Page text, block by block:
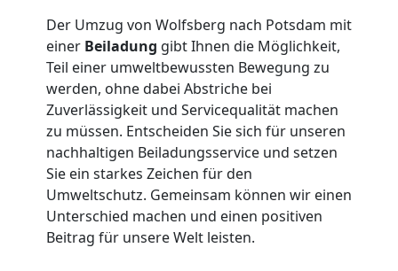
Der Umzug von Wolfsberg nach Potsdam mit
einer Beiladung gibt Ihnen die Möglichkeit,
Teil einer umweltbewussten Bewegung zu
werden, ohne dabei Abstriche bei
Zuverlässigkeit und Servicequalität machen
zu müssen. Entscheiden Sie sich für unseren
nachhaltigen Beiladungsservice und setzen
Sie ein starkes Zeichen für den
Umweltschutz. Gemeinsam können wir einen
Unterschied machen und einen positiven
Beitrag für unsere Welt leisten.
Fernumzug
Wolfsberg
Firmenumzug
Wolfsberg
Büroumzug